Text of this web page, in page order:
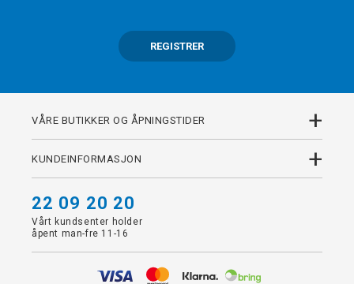
REGISTRER
VÅRE BUTIKKER OG ÅPNINGSTIDER +
KUNDEINFORMASJON +
22 09 20 20
Vårt kundsenter holder
åpent man-fre 11-16